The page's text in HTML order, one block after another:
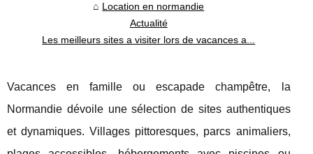
Location en normandie
Actualité
Les meilleurs sites a visiter lors de vacances a...
Vacances en famille ou escapade champêtre, la
Normandie dévoile une sélection de sites authentiques
et dynamiques. Villages pittoresques, parcs animaliers,